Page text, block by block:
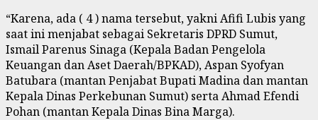
“Karena, ada ( 4 ) nama tersebut, yakni Afifi Lubis yang
saat ini menjabat sebagai Sekretaris DPRD Sumut,
Ismail Parenus Sinaga (Kepala Badan Pengelola
Keuangan dan Aset Daerah/BPKAD), Aspan Syofyan
Batubara (mantan Penjabat Bupati Madina dan mantan
Kepala Dinas Perkebunan Sumut) serta Ahmad Efendi
Pohan (mantan Kepala Dinas Bina Marga).